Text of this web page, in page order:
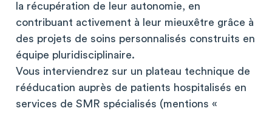
la récupération de leur autonomie, en
contribuant activement à leur mieuxêtre grâce à
des projets de soins personnalisés construits en
équipe pluridisciplinaire.
Vous interviendrez sur un plateau technique de
rééducation auprès de patients hospitalisés en
services de SMR spécialisés (mentions «